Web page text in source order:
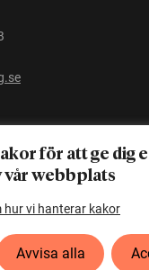
för att ge dig
vår webbplats
hur vi hanterar kakor
Avvisa alla